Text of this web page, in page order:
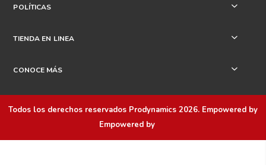
POLÍTICAS +
TIENDA EN LINEA +
CONOCE MÁS +
Todos los derechos reservados Prodynamics 2026. Empowered by
Empowered by